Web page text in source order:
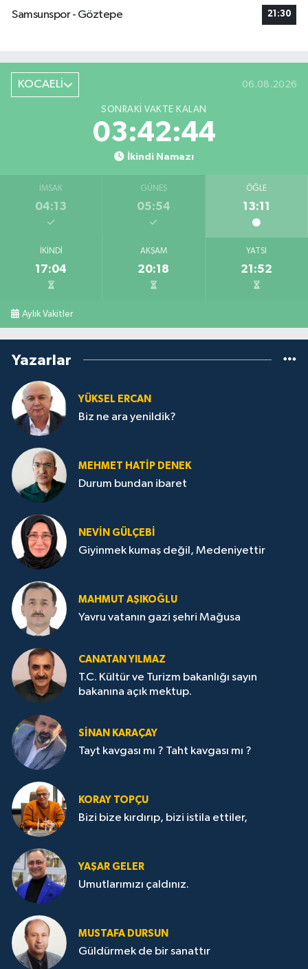
Samsunspor - Göztepe
21:30
KOCAELİ 06.08.2026
SONRAKI VAKTE KALAN
03:42:44
İkindi Namazı
İMSAK
04:13
GÜNEŞ
05:54
ÖĞLE
13:11
İKINDI
17:04
AKŞAM
20:18
YATSI
21:52
Aylık Vakitler
Yazarlar
YÜKSEL ERCAN
Biz ne ara yenildik?
MEHMET HATİP DENEK
Durum bundan ibaret
NEVİN GÜLÇEBİ
Giyinmek kumaş değil, Medeniyettir
MAHMUT AŞIKOĞLU
Yavru vatanın gazi şehri Mağusa
CANATAN YILMAZ
T.C. Kültür ve Turizm bakanlığı sayın
bakanına açık mektup.
SİNAN KARAÇAY
Tayt kavgası mı ? Taht kavgası mı ?
KORAY TOPÇU
Bizi bize kırdırıp, bizi istila ettiler,
YAŞAR GELER
Umutlarımızı çaldınız.
MUSTAFA DURSUN
Güldürmek de bir sanattır